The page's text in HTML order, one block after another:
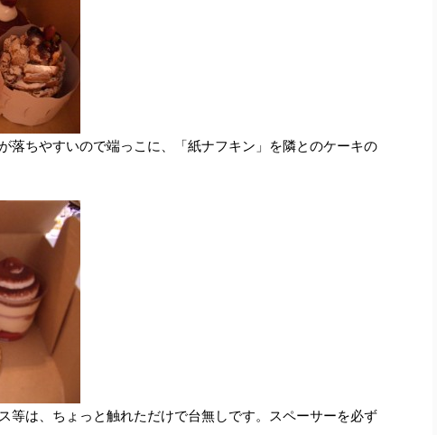
落ちやすいので端っこに、「紙ナフキン」を隣とのケーキの
等は、ちょっと触れただけで台無しです。スペーサーを必ず